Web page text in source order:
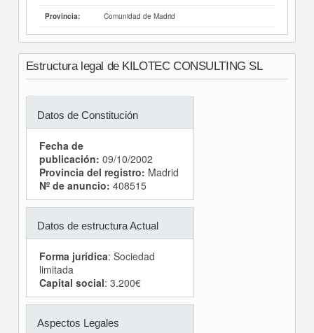
Provincia: Comunidad de Madrid
Estructura legal de KILOTEC CONSULTING SL
Datos de Constitución
Fecha de
publicación: 09/10/2002
Provincia del registro: Madrid
Nº de anuncio: 408515
Datos de estructura Actual
Forma jurídica: Sociedad
limitada
Capital social: 3.200€
Aspectos Legales